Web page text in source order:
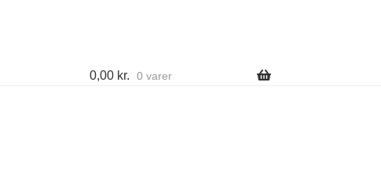
0,00 kr. 0 varer